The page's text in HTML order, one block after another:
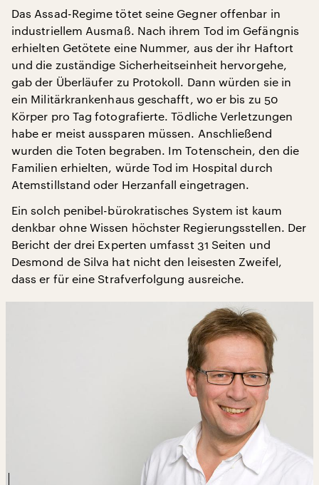
Das Assad-Regime tötet seine Gegner offenbar in
industriellem Ausmaß. Nach ihrem Tod im Gefängnis
erhielten Getötete eine Nummer, aus der ihr Haftort
und die zuständige Sicherheitseinheit hervorgehe,
gab der Überläufer zu Protokoll. Dann würden sie in
ein Militärkrankenhaus geschafft, wo er bis zu 50
Körper pro Tag fotografierte. Tödliche Verletzungen
habe er meist aussparen müssen. Anschließend
wurden die Toten begraben. Im Totenschein, den die
Familien erhielten, würde Tod im Hospital durch
Atemstillstand oder Herzanfall eingetragen.
Ein solch penibel-bürokratisches System ist kaum
denkbar ohne Wissen höchster Regierungsstellen. Der
Bericht der drei Experten umfasst 31 Seiten und
Desmond de Silva hat nicht den leisesten Zweifel,
dass er für eine Strafverfolgung ausreiche.